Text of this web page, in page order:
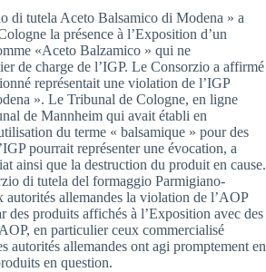
di tutela Aceto Balsamico di Modena » a
la présence à l’Exposition d’un
«Aceto Balzamico » qui ne
de charge de l’IGP. Le Consorzio a affirmé
représentait une violation de l’IGP
». Le Tribunal de Cologne, en ligne
de Mannheim qui avait établi en
du terme « balsamique » pour des
pourrait représenter une évocation, a
ainsi que la destruction du produit en cause.
di tutela del formaggio Parmigiano-
autorités allemandes la violation de l’AOP
des produits affichés à l’Exposition avec des
en particulier ceux commercialisé
autorités allemandes ont agi promptement en
en question.